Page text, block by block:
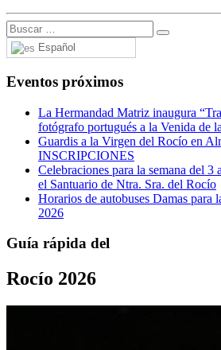
Español
Eventos próximos
La Hermandad Matriz inaugura
fotógrafo portugués a la Venida de
Guardis a la Virgen del Rocío en
INSCRIPCIONES
Celebraciones para la semana del 3
el Santuario de Ntra. Sra. del Rocío
Horarios de autobuses Damas para
2026
Guía rápida del
Rocío 2026